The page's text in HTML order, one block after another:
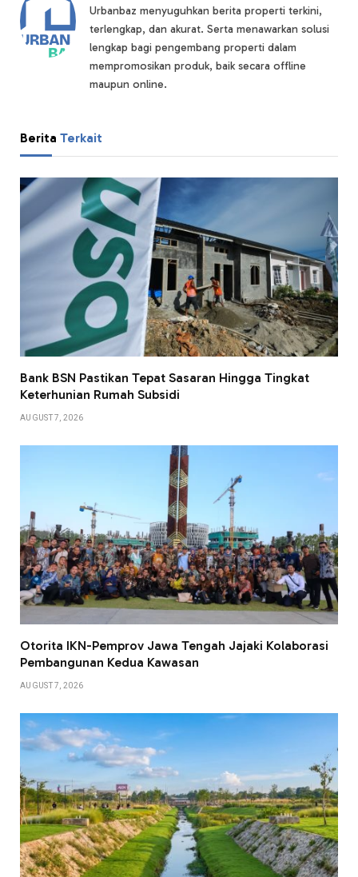
Urbanbaz menyuguhkan berita properti terkini,
terlengkap, dan akurat. Serta menawarkan solusi
lengkap bagi pengembang properti dalam
mempromosikan produk, baik secara offline
maupun online.
Berita Terkait
Bank BSN Pastikan Tepat Sasaran Hingga Tingkat
Keterhunian Rumah Subsidi
AUGUST 7, 2026
Otorita IKN-Pemprov Jawa Tengah Jajaki Kolaborasi
Pembangunan Kedua Kawasan
AUGUST 7, 2026